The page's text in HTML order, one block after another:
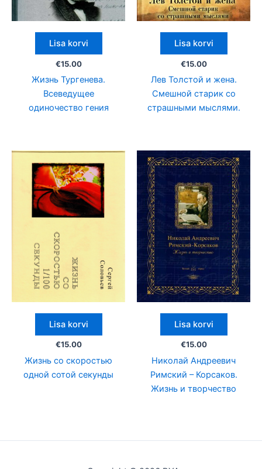
Lisa korvi
€15.00
Жизнь Тургенева.
Всеведущее
одиночество гения
Lisa korvi
€15.00
Лев Толстой и жена.
Смешной старик со
страшными мыслями.
Lisa korvi
€15.00
Жизнь со скоростью
одной сотой секунды
Lisa korvi
€15.00
Николай Андреевич
Римский – Корсаков.
Жизнь и творчество